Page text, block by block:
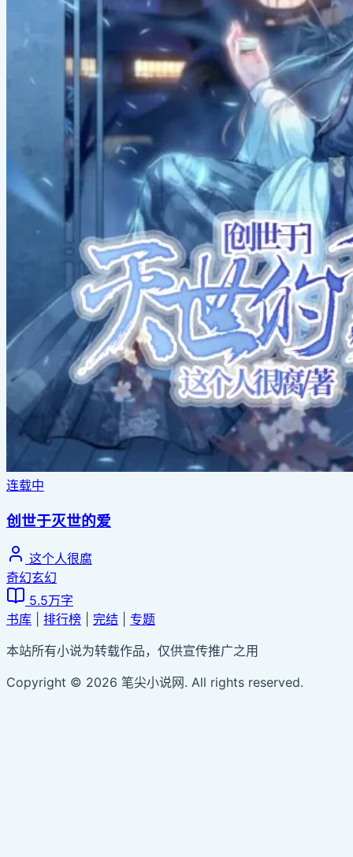
连载中
创世于灭世的爱
这个人很腐
奇幻玄幻
5.5万字
书库
排行榜 完结
专题
本站所有小说为转载作品，仅供宣传推广之用
Copyright © 2026 笔尖小说网. All rights reserved.